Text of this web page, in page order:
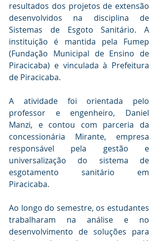
resultados dos projetos de extensão
desenvolvidos na disciplina de
Sistemas de Esgoto Sanitário. A
instituição é mantida pela Fumep
(Fundação Municipal de Ensino de
Piracicaba) e vinculada à Prefeitura
de Piracicaba.
A atividade foi orientada pelo
professor e engenheiro, Daniel
Manzi, e contou com parceria da
concessionária Mirante, empresa
responsável pela gestão e
universalização do sistema de
esgotamento sanitário em
Piracicaba.
Ao longo do semestre, os estudantes
trabalharam na análise e no
desenvolvimento de soluções para